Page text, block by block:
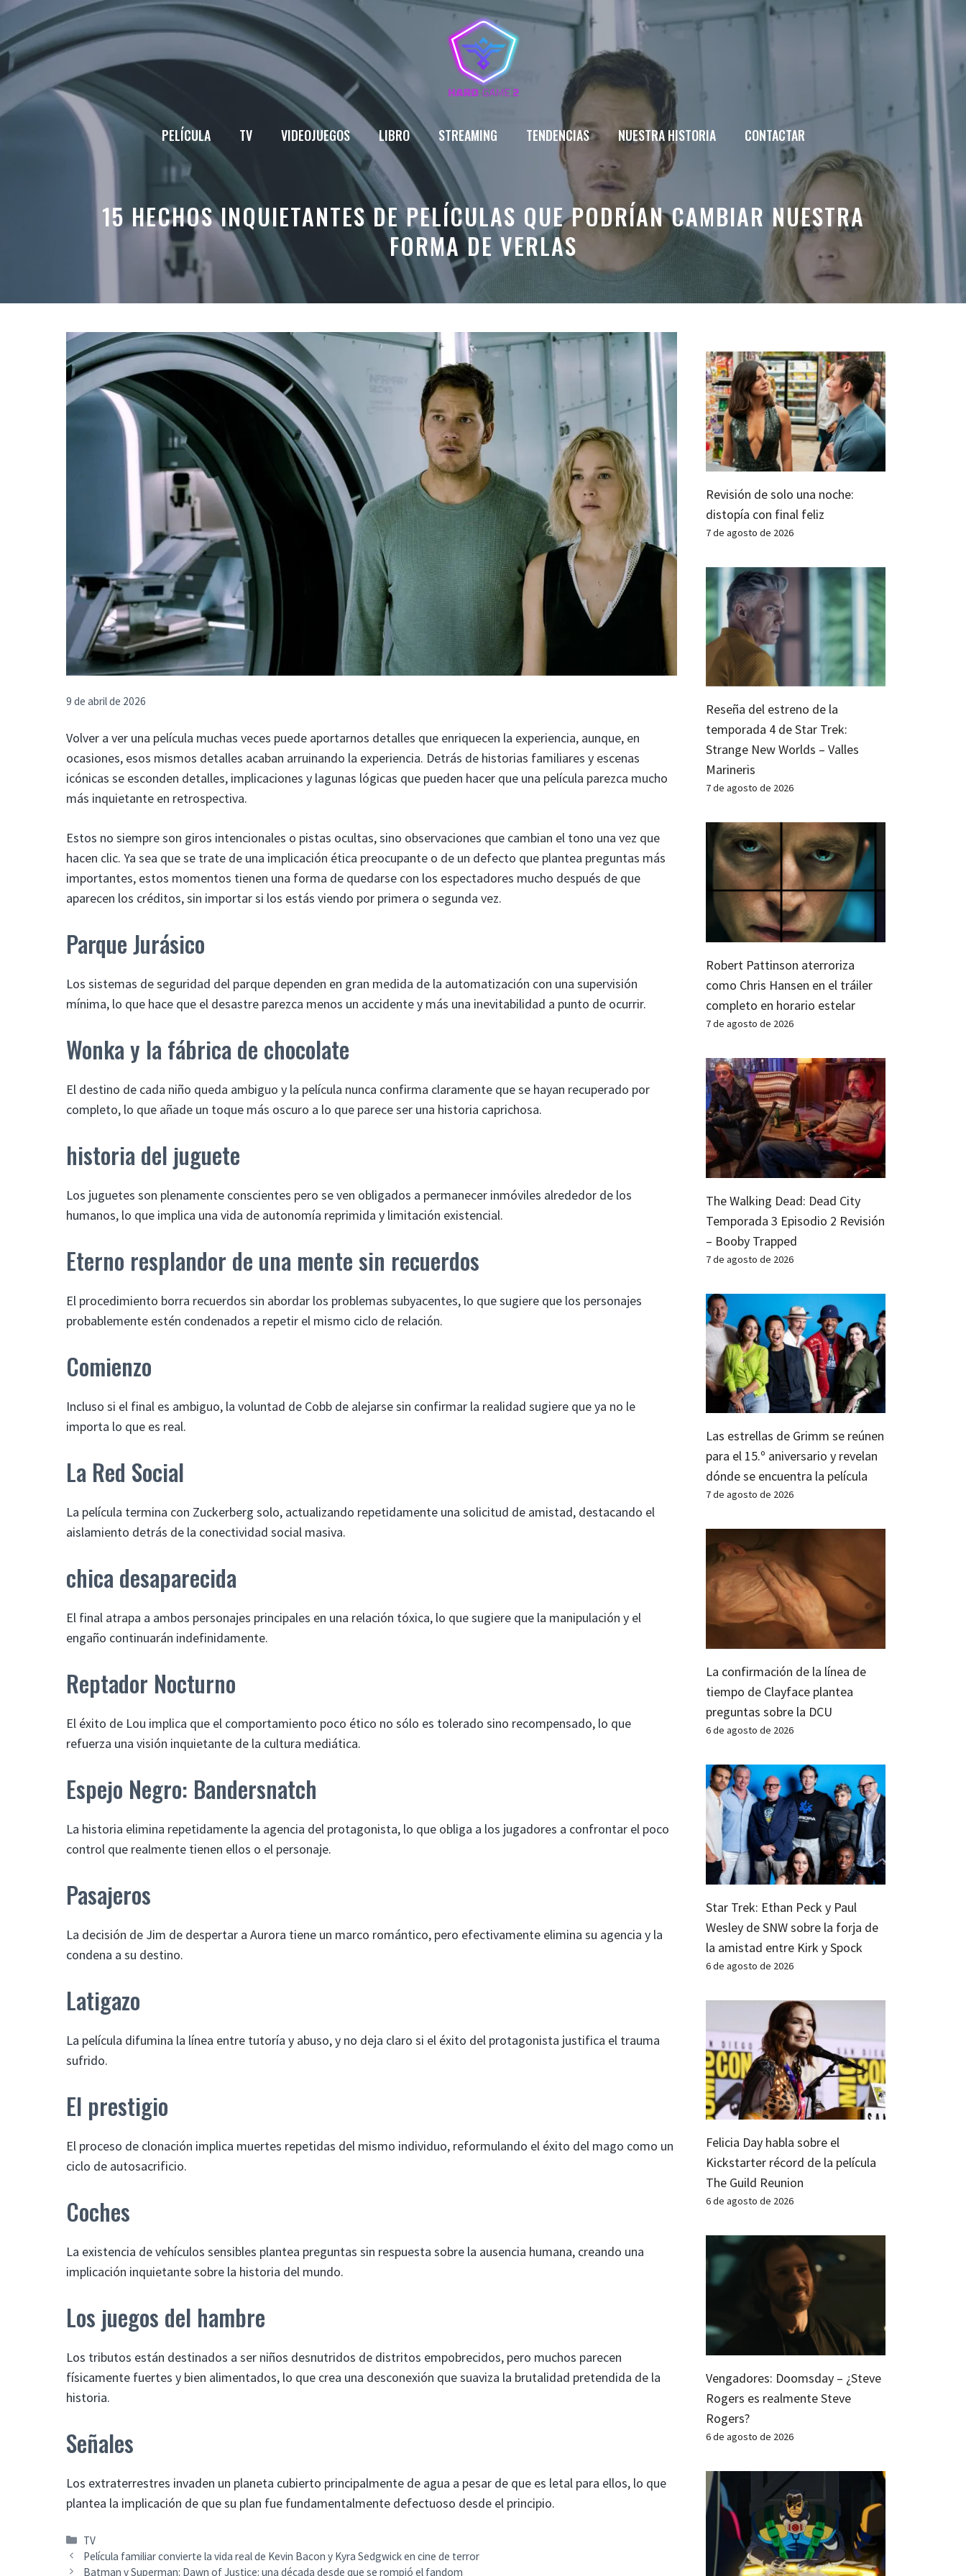
Saltar
contenido
PELÍCULA TV VIDEOJUEGOS LIBRO STREAMING TENDENCIAS NUESTRA HISTORIA CONTACTAR
15 HECHOS INQUIETANTES DE PELÍCULAS QUE PODRÍAN CAMBIAR NUESTRA
FORMA DE VERLAS
9 de abril de 2026
Volver a ver una película muchas veces puede aportarnos detalles que enriquecen la experiencia, aunque, en
ocasiones, esos mismos detalles acaban arruinando la experiencia. Detrás de historias familiares y escenas
icónicas se esconden detalles, implicaciones y lagunas lógicas que pueden hacer que una película parezca mucho
más inquietante en retrospectiva.
Estos no siempre son giros intencionales o pistas ocultas, sino observaciones que cambian el tono una vez que
hacen clic. Ya sea que se trate de una implicación ética preocupante o de un defecto que plantea preguntas más
importantes, estos momentos tienen una forma de quedarse con los espectadores mucho después de que
aparecen los créditos, sin importar si los estás viendo por primera o segunda vez.
Parque Jurásico
Los sistemas de seguridad del parque dependen en gran medida de la automatización con una supervisión
mínima, lo que hace que el desastre parezca menos un accidente y más una inevitabilidad a punto de ocurrir.
Wonka y la fábrica de chocolate
El destino de cada niño queda ambiguo y la película nunca confirma claramente que se hayan recuperado por
completo, lo que añade un toque más oscuro a lo que parece ser una historia caprichosa.
historia del juguete
Los juguetes son plenamente conscientes pero se ven obligados a permanecer inmóviles alrededor de los
humanos, lo que implica una vida de autonomía reprimida y limitación existencial.
Eterno resplandor de una mente sin recuerdos
El procedimiento borra recuerdos sin abordar los problemas subyacentes, lo que sugiere que los personajes
probablemente estén condenados a repetir el mismo ciclo de relación.
Comienzo
Incluso si el final es ambiguo, la voluntad de Cobb de alejarse sin confirmar la realidad sugiere que ya no le
importa lo que es real.
La Red Social
La película termina con Zuckerberg solo, actualizando repetidamente una solicitud de amistad, destacando el
aislamiento detrás de la conectividad social masiva.
chica desaparecida
El final atrapa a ambos personajes principales en una relación tóxica, lo que sugiere que la manipulación y el
engaño continuarán indefinidamente.
Reptador Nocturno
El éxito de Lou implica que el comportamiento poco ético no sólo es tolerado sino recompensado, lo que
refuerza una visión inquietante de la cultura mediática.
Espejo Negro: Bandersnatch
La historia elimina repetidamente la agencia del protagonista, lo que obliga a los jugadores a confrontar el poco
control que realmente tienen ellos o el personaje.
Pasajeros
La decisión de Jim de despertar a Aurora tiene un marco romántico, pero efectivamente elimina su agencia y la
condena a su destino.
Latigazo
La película difumina la línea entre tutoría y abuso, y no deja claro si el éxito del protagonista justifica el trauma
sufrido.
El prestigio
El proceso de clonación implica muertes repetidas del mismo individuo, reformulando el éxito del mago como un
ciclo de autosacrificio.
Coches
La existencia de vehículos sensibles plantea preguntas sin respuesta sobre la ausencia humana, creando una
implicación inquietante sobre la historia del mundo.
Los juegos del hambre
Los tributos están destinados a ser niños desnutridos de distritos empobrecidos, pero muchos parecen
físicamente fuertes y bien alimentados, lo que crea una desconexión que suaviza la brutalidad pretendida de la
historia.
Señales
Los extraterrestres invaden un planeta cubierto principalmente de agua a pesar de que es letal para ellos, lo que
plantea la implicación de que su plan fue fundamentalmente defectuoso desde el principio.
Categorías
TV
Película familiar convierte la vida real de Kevin Bacon y Kyra Sedgwick en cine de terror
Batman v Superman: Dawn of Justice: una década desde que se rompió el fandom
Revisión de solo una noche:
distopía con final feliz
7 de agosto de 2026
Reseña del estreno de la
temporada 4 de Star Trek:
Strange New Worlds – Valles
Marineris
7 de agosto de 2026
Robert Pattinson aterroriza
como Chris Hansen en el tráiler
completo en horario estelar
7 de agosto de 2026
The Walking Dead: Dead City
Temporada 3 Episodio 2 Revisión
– Booby Trapped
7 de agosto de 2026
Las estrellas de Grimm se reúnen
para el 15.º aniversario y revelan
dónde se encuentra la película
7 de agosto de 2026
La confirmación de la línea de
tiempo de Clayface plantea
preguntas sobre la DCU
6 de agosto de 2026
Star Trek: Ethan Peck y Paul
Wesley de SNW sobre la forja de
la amistad entre Kirk y Spock
6 de agosto de 2026
Felicia Day habla sobre el
Kickstarter récord de la película
The Guild Reunion
6 de agosto de 2026
Vengadores: Doomsday – ¿Steve
Rogers es realmente Steve
Rogers?
6 de agosto de 2026